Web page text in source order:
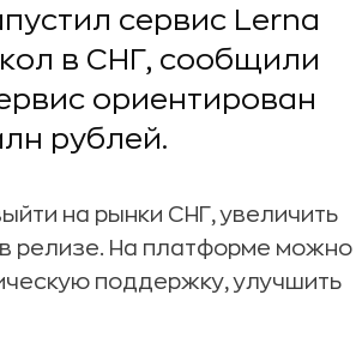
сервис Lerna
в СНГ, сообщили
ориентирован
рублей.
на рынки СНГ, увеличить
в релизе. На платформе можно
поддержку, улучшить